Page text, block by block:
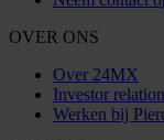
OVER ONS
Over 24MX
Investor
Werken bij